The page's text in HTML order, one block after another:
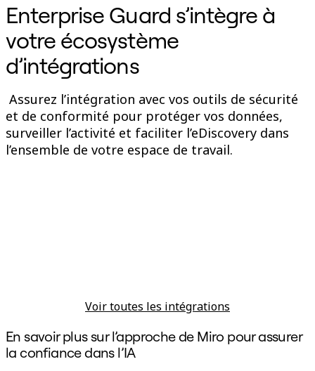
Enterprise Guard s’intègre à
votre écosystème
d’intégrations
Assurez l’intégration avec vos outils de sécurité
et de conformité pour protéger vos données,
surveiller l’activité et faciliter l’eDiscovery dans
l’ensemble de votre espace de travail.
Voir toutes les intégrations
En savoir plus sur l’approche de Miro pour assurer
la confiance dans l’IA